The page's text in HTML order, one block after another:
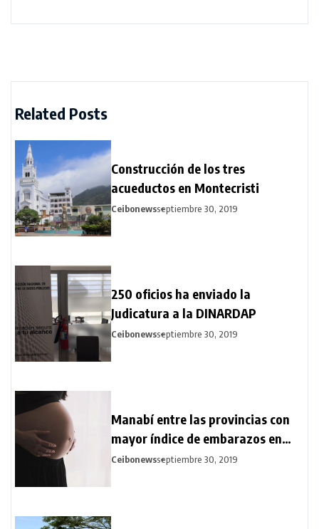
Related Posts
Construcción de los tres
acueductos en Montecristi
Ceibonewsseptiembre 30, 2019
250 oficios ha enviado la
Judicatura a la DINARDAP
Ceibonewsseptiembre 30, 2019
Manabí entre las provincias con
mayor índice de embarazos en
adolescentes
Ceibonewsseptiembre 30, 2019